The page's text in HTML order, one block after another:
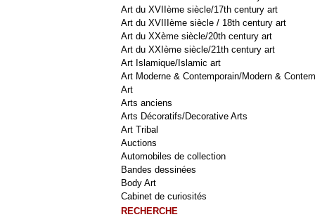
Art du XVIIème siècle/17th century art
Art du XVIIIème siècle / 18th century art
Art du XXème siècle/20th century art
Art du XXIème siècle/21th century art
Art Islamique/Islamic art
Art Moderne & Contemporain/Modern &
Art
Arts anciens
Arts Décoratifs/Decorative Arts
Art Tribal
Auctions
Automobiles de collection
Bandes dessinées
Body Art
Cabinet de curiosités
RECHERCHE